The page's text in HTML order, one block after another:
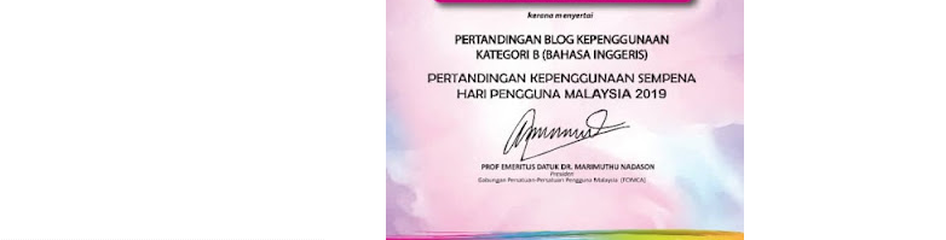
1st Outing Ramadhan 2018
Lazada's Shakin' Deals : Dapatkan Duit Raya Dari L...
Serum Dr Beau Merawat Pelbagai Masalah Kulit
►
►Mac
Februari